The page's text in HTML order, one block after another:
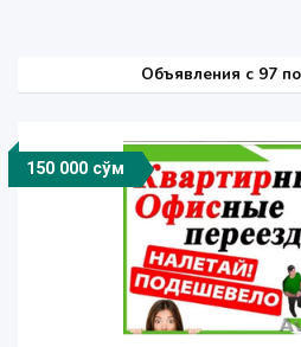
Объявления c 97
150 000 сўм